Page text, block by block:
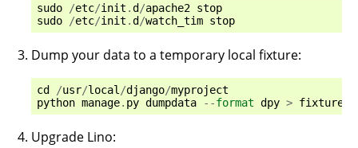
sudo /etc/init .d/apache2 stop
sudo
/etc/init .d/watch_tim stop
Dump your data to a temporary local fixture:
cd /usr/local /django/myproject
python manage. py dumpdata --format dpy > fixtures
Upgrade Lino: